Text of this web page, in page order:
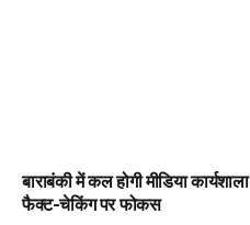
बाराबंकी में कल होगी मीडिया
फैक्ट-चेकिंग पर फोकस